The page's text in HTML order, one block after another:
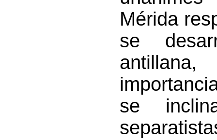
Mérida
se
se